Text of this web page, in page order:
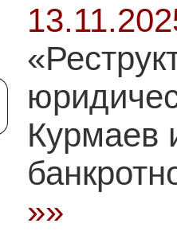
Курмаев
»»